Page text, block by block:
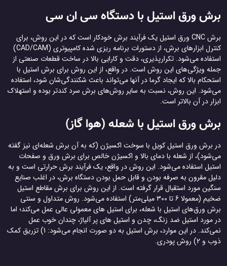
برش ورق استیل با دستگاه سی ‌ان سی
برش CNC ورق استیل یک فرآیند برش خودکار است که در این روش، برای
کنترل ابزارهای برش، از دستورات برنامه ریزی شده کامپیوتری (CAD/CAM)
استفاده می‌شود. تکرارپذیری، دقت و کارایی بالا در ساخت قطعات صنعتی از
جمله ویژگی‌های این روش است. در واقع، از این روش برای برش استیل با
استحکام بالا که ایجاد گرما در آنها می‌تواند باعث شکنندگی‌شان شود، استفاده
می‌شود. این روش، نسبت به سایر روش‌های برش سرد کندتر بوده و استهلاک
ابزار در آن بالاتر است.
برش ورق استیل با شعله (هوا گاز)
در برش ورق استیل کویل با سوخت اکسیژن (که به آن برش شعله‌ای نیز گفته
می‌شود)، از شعله با دمای بالا و اکسیژن خالص برای برش ورق و صفحات
استیل استفاده می‌شود. این روش در واقع، یک فرآیند برش حرارتی است و به
دلیل مقرون به صرفه بودن و قابل حمل بودن دستگاه برش، در اغلب صنایع
سنگین مورد استقبال قرار گرفته است. از این روش برای برش مقاطع استیل
ضخیم (معمولا 6 تا 300 میلی‌متر) استفاده می‌شود. روش متداول و سنتی
برش ورق‌های استیل با شعله، برای استیل های معمولی عالی عمل می‌کند؛ اما
در مورد استیل ضد زنگ، چدن و استیل های پر آلیاژ، چندان خوب عمل
نمی‌کند. در این موارد، برش استیل به دو صورت انجام می‌شود: 1) تزریق کمک
ذوب و 2) روش پودری.